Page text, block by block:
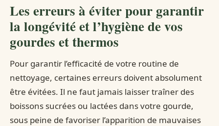
Les erreurs à éviter pour garantir
la longévité et l’hygiène de vos
gourdes et thermos
Pour garantir l’efficacité de votre routine de
nettoyage, certaines erreurs doivent absolument
être évitées. Il ne faut jamais laisser traîner des
boissons sucrées ou lactées dans votre gourde,
sous peine de favoriser l’apparition de mauvaises